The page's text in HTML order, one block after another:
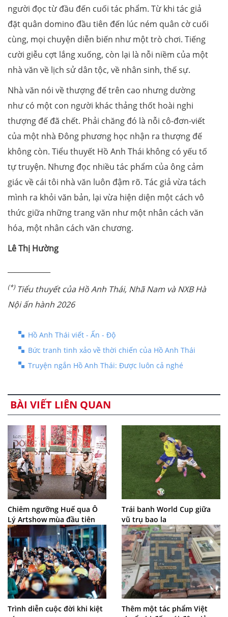
người đọc từ đầu đến cuối tác phẩm. Từ khi tác giả
đặt quân domino đầu tiên đến lúc ném quân cờ cuối
cùng, mọi chuyện diễn biến như một trò chơi. Tiếng
cười giễu cợt lắng xuống, còn lại là nỗi niềm của một
nhà văn về lịch sử dân tộc, về nhân sinh, thế sự.
Nhà văn nói về thượng đế trên cao nhưng dường
như có một con người khác thảng thốt hoài nghi
thượng đế đã chết. Phải chăng đó là nỗi cô-đơn-viết
của một nhà Đông phương học nhận ra thượng đế
không còn. Tiểu thuyết Hồ Anh Thái không có yếu tố
tự truyện. Nhưng đọc nhiều tác phẩm của ông cảm
giác về cái tôi nhà văn luôn đậm rõ. Tác giả vừa tách
mình ra khỏi văn bản, lại vừa hiện diện một cách vô
thức giữa những trang văn như một nhân cách văn
hóa, một nhân cách văn chương.
Lê Thị Hường
(*) Tiểu thuyết của Hồ Anh Thái, Nhã Nam và NXB Hà
Nội ấn hành 2026
Hồ Anh Thái viết - Ấn - Độ
Bức tranh tinh xảo về thời chiến của Hồ Anh Thái
Truyện ngắn Hồ Anh Thái: Được luôn cả nghé
BÀI VIẾT LIÊN QUAN
Chiêm ngưỡng Huế qua Ô
Lý Artshow mùa đầu tiên
Trái banh World Cup giữa
vũ trụ bao la
Trình diễn cuộc đời khi kiệt
Thêm một tác phẩm Việt